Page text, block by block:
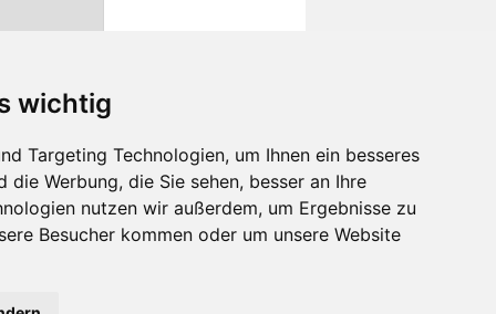
wichtig
Targeting Technologien, um Ihnen ein besseres
Werbung, die Sie sehen, besser an Ihre
nutzen wir außerdem, um Ergebnisse zu
Besucher kommen oder um unsere Website